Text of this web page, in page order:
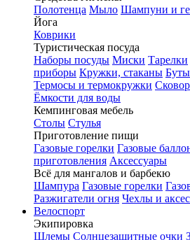
Полотенца Мыло Шампуни и
Йога
Коврики
Туристическая посуда
Наборы посуды Миски Тарелки
приборы Кружки, стаканы
Термосы и термокружки
Ёмкости для воды
Кемпинговая мебель
Столы Стулья
Приготовление пищи
Газовые горелки Газовые
приготовления Аксессуары
Всё для мангалов и барбекю
Шампура Газовые горелки
Разжигатели огня Чехлы и
Велоспорт
Экипировка
Шлемы Солнцезащитные очки